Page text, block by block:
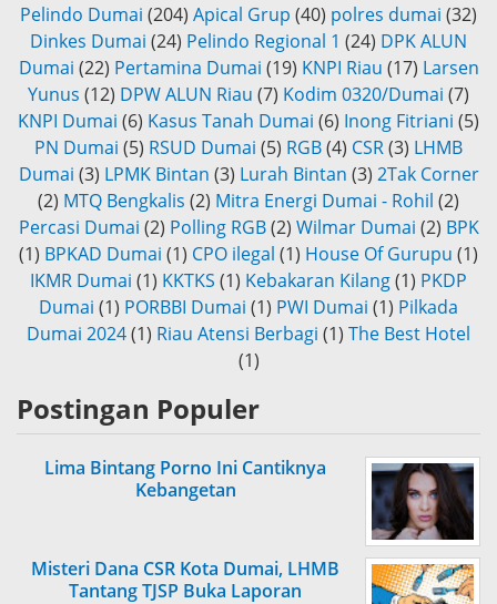
Pelindo Dumai (204) Apical Grup (40) polres dumai (32)
Dinkes Dumai (24) Pelindo Regional 1 (24) DPK ALUN
Dumai (22) Pertamina Dumai (19) KNPI Riau (17) Larsen
Yunus (12) DPW ALUN Riau (7) Kodim 0320/Dumai (7)
KNPI Dumai (6) Kasus Tanah Dumai (6) Inong Fitriani (5)
PN Dumai (5) RSUD Dumai (5) RGB(4) CSR(3) LHMB
Dumai (3) LPMK Bintan (3) Lurah Bintan (3) 2Tak Corner
(2) MTQ Bengkalis (2) Mitra Energi Dumai - Rohil (2)
Percasi Dumai (2) Polling RGB (2) Wilmar Dumai (2) BPK
(1) BPKAD Dumai (1) CPO ilegal (1) House Of Gurupu (1)
IKMR Dumai (1) KKTKS (1) Kebakaran Kilang(1) PKDP
Dumai (1) PORBBI Dumai (1) PWI Dumai (1) Pilkada
Dumai 2024(1) Riau Atensi Berbagi (1) The Best Hotel
(1)
Postingan Populer
Lima Bintang Porno Ini Cantiknya
Kebangetan
Misteri Dana CSR Kota Dumai, LHMB
Tantang TJSP Buka Laporan